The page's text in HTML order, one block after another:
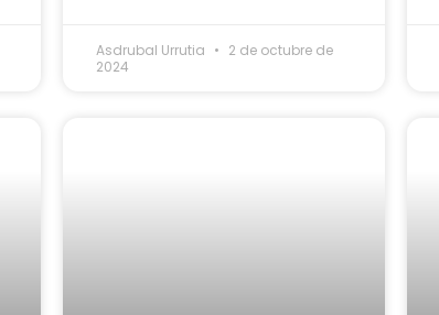
Asdrubal Urrutia
2 de octubre de
2024